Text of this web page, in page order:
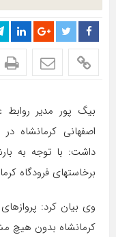
بیگ پور مدیر روابط
اصفهانی کرمانشاه
داشت: با توجه به
برخاستهای فرودگاه
وی بیان کرد:
کرمانشاه بدون هیچ